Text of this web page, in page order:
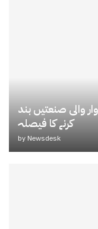
والی صنعتیں بند
کرنے کا فیصلہ
byNewsdesk